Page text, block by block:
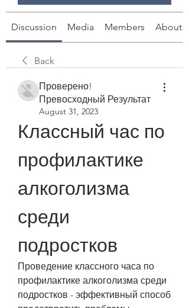
Discussion Media Members About
Back
Проверено!
Превосходный Результат
August 31, 2023
Классный час по
профилактике
алкоголизма
среди
подростков
Проведение классного часа по
профилактике алкоголизма среди
подростков - эффективный способ